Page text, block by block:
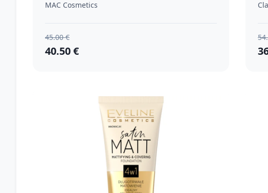
MAC Cosmetics
45.00 €
40.50 €